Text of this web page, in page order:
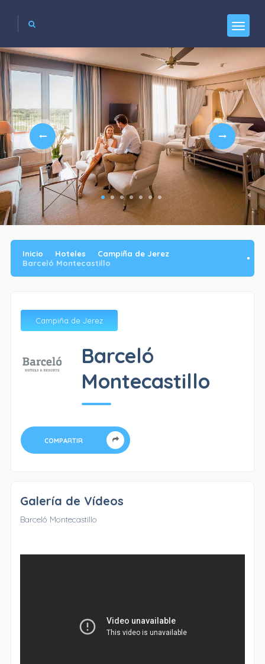
Inicio Hoteles
Campiña de Jerez
Barceló Montecastillo
Campiña de Jerez
Barceló
Montecastillo
COMPARTIR
Galería de Vídeos
Barceló Montecastillo